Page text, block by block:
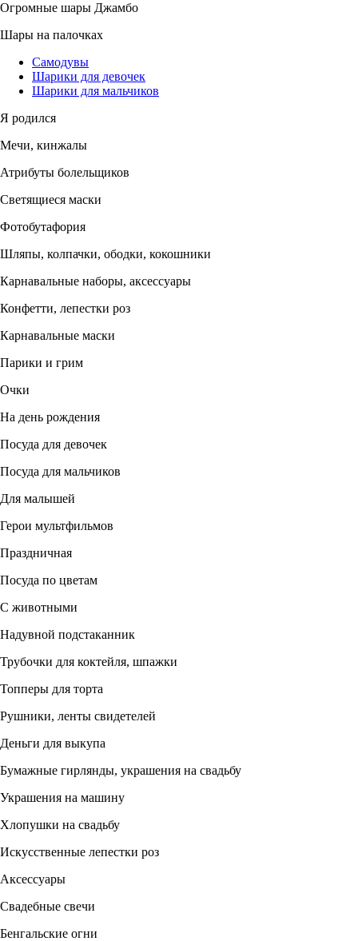
Огромные шары Джамбо
Шары на палочках
Самодувы
Шарики для девочек
Шарики для мальчиков
Я родился
Мечи, кинжалы
Атрибуты болельщиков
Светящиеся маски
Фотобутафория
Шляпы, колпачки, ободки, кокошники
Карнавальные наборы, аксессуары
Конфетти, лепестки роз
Карнавальные маски
Парики и грим
Очки
На день рождения
Посуда для девочек
Посуда для мальчиков
Для малышей
Герои мультфильмов
Праздничная
Посуда по цветам
С животными
Надувной подстаканник
Трубочки для коктейля, шпажки
Топперы для торта
Рушники, ленты свидетелей
Деньги для выкупа
Бумажные гирлянды, украшения на свадьбу
Украшения на машину
Хлопушки на свадьбу
Искусственные лепестки роз
Аксессуары
Свадебные свечи
Бенгальские огни